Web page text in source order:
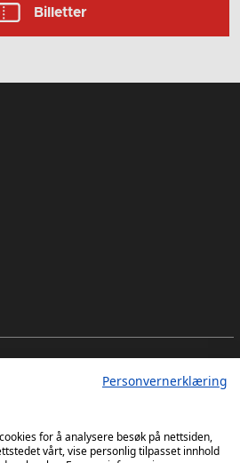
Billetter
Personvernerklæring
for å analysere besøk på nettsiden,
vårt, vise personlig tilpasset innhold